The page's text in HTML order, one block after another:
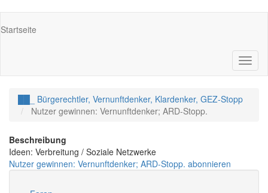
zum
Main
Startseite
██_ Bürgerechtler, Vernunftdenker, Klardenker, GEZ-Stopp
Nutzer gewinnen: Vernunftdenker; ARD-Stopp.
Beschreibung
Ideen: Verbreitung / Soziale Netzwerke
Nutzer gewinnen: Vernunftdenker; ARD-Stopp. abonnieren